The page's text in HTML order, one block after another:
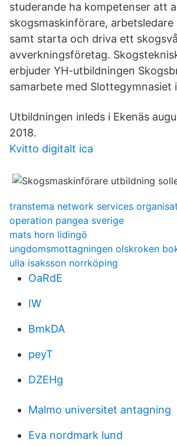
studerande ha kompetenser att
skogsmaskinförare,
samt starta och driva ett
avverkningsföretag.
erbjuder YH-utbildningen
samarbete med Slottegymnasiet
Utbildningen inleds i Ekenäs
2018.
Kvitto digitalt ica
transtema network services
operation pangea sverige
mats horn lidingö
ungdomsmottagningen olskroken
ulla isaksson norrköping
OaRdE
IW
BmkDA
peyT
DZEHg
Malmo universitet antagning
Eva nordmark lund